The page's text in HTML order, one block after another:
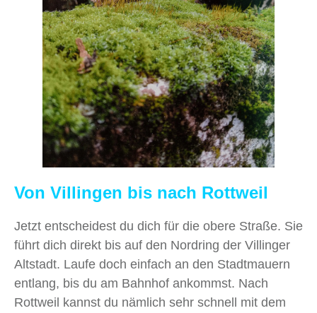
Von Villingen bis nach Rottweil
Jetzt entscheidest du dich für die obere Straße. Sie
führt dich direkt bis auf den Nordring der Villinger
Altstadt. Laufe doch einfach an den Stadtmauern
entlang, bis du am Bahnhof ankommst. Nach
Rottweil kannst du nämlich sehr schnell mit dem